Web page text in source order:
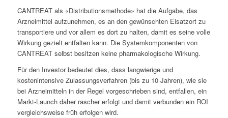
CANTREAT als «Distributionsmethode» hat die Aufgabe, das
Arzneimittel aufzunehmen, es an den gewünschten Eisatzort zu
transportiere und vor allem es dort zu halten, damit es seine volle
Wirkung gezielt entfalten kann. Die Systemkomponenten von
CANTREAT selbst besitzen keine pharmakologische Wirkung.
Für den Investor bedeutet dies, dass langwierige und
kostenintensive Zulassungsverfahren (bis zu 10 Jahren), wie sie
bei Arzneimitteln in der Regel vorgeschrieben sind, entfallen, ein
Markt-Launch daher rascher erfolgt und damit verbunden ein ROI
vergleichsweise früh erfolgen wird.